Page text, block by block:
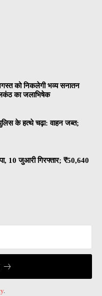
को निकलेगी भव्य सनातन
का जलाभिषेक
के हत्थे चढ़ा: वाहन जब्त;
10 जुआरी गिरफ्तार; ₹50,640
.